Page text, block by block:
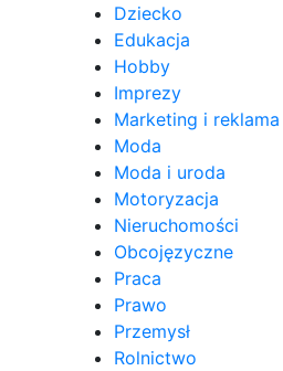
Dziecko
Edukacja
Hobby
Imprezy
Marketing i reklama
Moda
Moda i uroda
Motoryzacja
Nieruchomości
Obcojęzyczne
Praca
Prawo
Przemysł
Rolnictwo